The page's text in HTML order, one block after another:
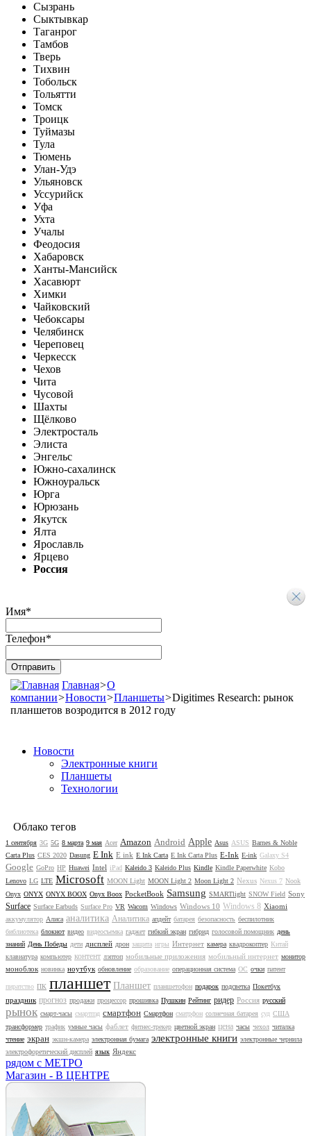
Сызрань
Сыктывкар
Таганрог
Тамбов
Тверь
Тихвин
Тобольск
Тольятти
Томск
Троицк
Туймазы
Тула
Тюмень
Улан-Удэ
Ульяновск
Уссурийск
Уфа
Ухта
Учалы
Феодосия
Хабаровск
Ханты-Мансийск
Хасавюрт
Химки
Чайковский
Чебоксары
Челябинск
Череповец
Черкесск
Чехов
Чита
Чусовой
Шахты
Щёлково
Электросталь
Элиста
Энгельс
Южно-сахалинск
Южноуральск
Юрга
Юрюзань
Якутск
Ялта
Ярославль
Ярцево
Россия
Имя*
Телефон*
Главная>О
компании>Новости>Планшеты>Digitimes Research: рынок
планшетов возродится в 2012 году
Новости
Электронные книги
Планшеты
Технологии
Облако тегов
1 сентября 3G 5G 8 марта 9 мая Acer Amazon Android Apple Asus ASUS Barnes & Noble
Carta Plus CES 2020 Dasung E Ink E ink E Ink Carta E Ink Carta Plus E-Ink E-ink Galaxy S4
Google GoPro HP Huawei Intel iPad Kaleido 3 Kaleido Plus Kindle Kindle Paperwhite Kobo
Lenovo LG LTE Microsoft MOON Light MOON Light 2 Moon Light 2 Nexus Nexus 7 Nook
Onyx ONYX ONYX BOOX Onyx Boox PocketBook Samsung SMARTlight SNOW Field Sony
Surface Surface Earbuds Surface Pro VR Wacom Windows Windows 10 Windows 8 Xiaomi
аккумулятор Алиса аналитика Аналитика апдейт батарея безопасность беспилотник
библиотека блокнот видео видеосъемка гаджет гибкий экран гибрид голосовой помощник день
знаний День Победы дети дисплей дрон защита игры Интернет камера квадрокоптер Китай
клавиатура компьютер контент лэптоп мобильные приложения мобильный интернет монитор
моноблок новинка ноутбук обновление образование операционная система ОС очки патент
пиратство ПК планшет Планшет планшетофон подарок подсветка Покетбук
праздник прогноз продажи процессор прошивка Пушкин Рейтинг ридер Россия русский
рынок смарт-часы смартпэд смартфон Смартфон сматрфон солнечная батарея суд США
трансформер трафик умные часы фаблет фитнес-трекер цветной экран цена часы чехол читалка
чтение экран экшн-камера электронная бумага электронные книги электронные чернила
электрофоретический дисплей язык Яндекс
рядом с МЕТРО
Магазин - В ЦЕНТРЕ